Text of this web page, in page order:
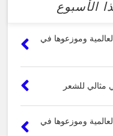
الأسبوع
وموزعوها في
وموزعوها في